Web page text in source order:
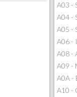
A03 -
A04 -
A05 -
A06 -
A08 -
A09 -
A0A -
A10 -